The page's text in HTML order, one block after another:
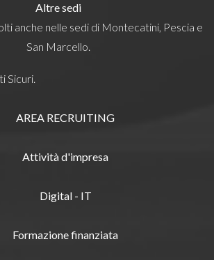
Altre sedi
anche nelle sedi di Montecatini, Pescia e
San Marcello.
Sicuri.
AREA RECRUITING
Attività d'impresa
Digital - IT
Formazione finanziata